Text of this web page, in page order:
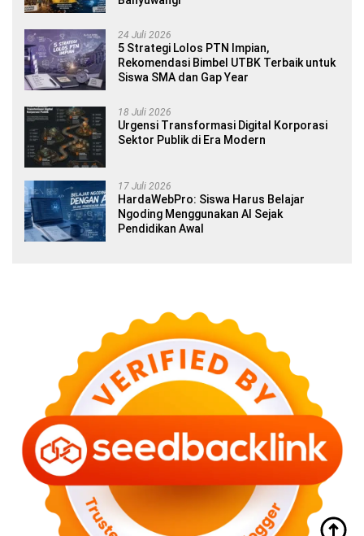
24 Juli 2026
5 Strategi Lolos PTN Impian,
Rekomendasi Bimbel UTBK Terbaik untuk
Siswa SMA dan Gap Year
18 Juli 2026
Urgensi Transformasi Digital Korporasi
Sektor Publik di Era Modern
17 Juli 2026
HardaWebPro: Siswa Harus Belajar
Ngoding Menggunakan AI Sejak
Pendidikan Awal